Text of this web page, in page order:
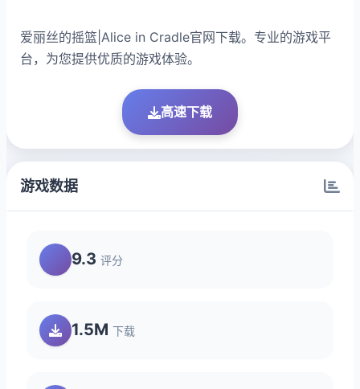
爱丽丝的摇篮|Alice in Cradle官网下载。专业的游戏平
台，为您提供优质的游戏体验。
高速下载
游戏数据
9.3 评分
1.5M 下载